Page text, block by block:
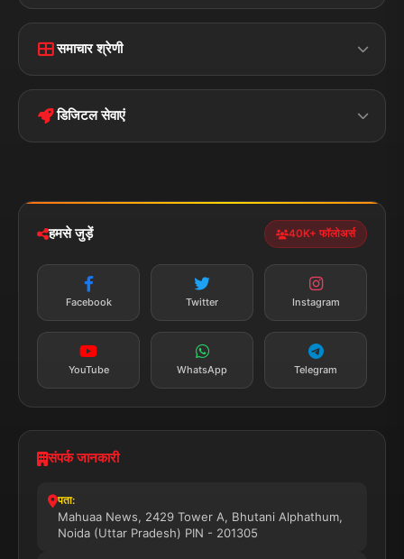
Disclaimer
Terms &
Privacy Policy
समाचार श्रेणी
पॉलिटिकल झारखण्ड
डिजिटल सेवाएं
न्यूज़ अलर्ट
सब्सक्राइब करें
हमसे जुड़ें 40K+ फॉलोअर्स
Facebook Twitter Instagram
YouTube WhatsApp Telegram
संपर्क जानकारी
पता:
Mahuaa News, 2429 Tower A, Bhutani Alphathum,
Noida (Uttar Pradesh) PIN - 201305